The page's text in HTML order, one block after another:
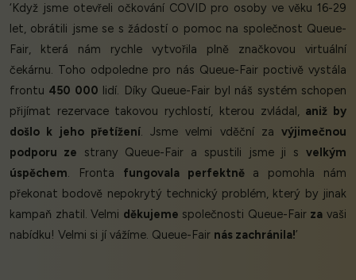
‘Když jsme otevřeli očkování COVID pro osoby ve věku 16-29
let, obrátili jsme se s žádostí o pomoc na společnost Queue-
Fair, která nám rychle vytvořila plně značkovou virtuální
čekárnu. Toho odpoledne pro nás Queue-Fair poctivě vystála
frontu 450 000 lidí. Díky Queue-Fair byl náš systém schopen
přijímat rezervace takovou rychlostí, kterou zvládal, aniž by
došlo k jeho přetížení. Jsme velmi vděční za výjimečnou
podporu ze strany Queue-Fair a spustili jsme ji svelkým
úspěchem. Fronta fungovala perfektněa pomohla nám
překonat bodově nepokrytý technický problém, který by jinak
kampaň zhatil. Velmi děkujeme společnosti Queue-Fair za vaši
nabídku! Velmi si jí vážíme. Queue-Fair nás zachránila!’